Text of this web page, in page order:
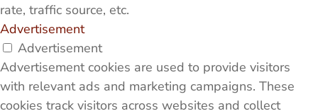
rate, traffic source, etc.
Advertisement
Advertisement
Advertisement cookies are used to provide visitors
with relevant ads and marketing campaigns. These
cookies track visitors across websites and collect